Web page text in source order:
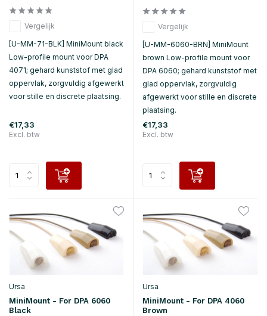
Vergelijk
[U-MM-71-BLK] MiniMount black
Low-profile mount voor DPA
4071; gehard kunststof met glad
oppervlak, zorgvuldig afgewerkt
voor stille en discrete plaatsing.
€17,33
Excl. btw
Vergelijk
[U-MM-6060-BRN] MiniMount
brown Low-profile mount voor
DPA 6060; gehard kunststof met
glad oppervlak, zorgvuldig
afgewerkt voor stille en discrete
plaatsing.
€17,33
Excl. btw
Ursa
MiniMount - For DPA 6060
Black
Ursa
MiniMount - For DPA 4060
Brown